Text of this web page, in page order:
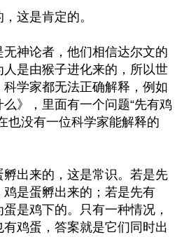
这是肯定的。
神论者，他们相信达尔文的
是由猴子进化来的，所以世
学家都无法正确解释，例如
》，里面有一个问题“先有鸡
也没有一位科学家能解释的
出来的，这是常识。若是先
是蛋孵出来的；若是先有
是鸡下的。只有一种情况，
鸡蛋，答案就是它们同时出